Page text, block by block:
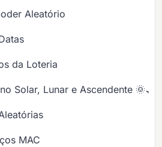
Aleatório
da Loteria
Solar, Lunar e Ascendente
MAC